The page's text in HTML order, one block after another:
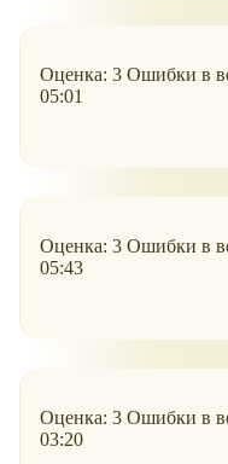
Оценка: 3 Ошибки в
05:01
Оценка: 3 Ошибки в
05:43
Оценка: 3 Ошибки в
03:20